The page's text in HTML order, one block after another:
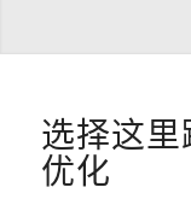
选择这
优化